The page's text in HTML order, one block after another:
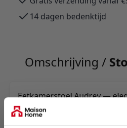
14 dagen bedenktijd
Omschrijving /
Eetkamerstoel Audrey —
fluweelbekleding,
armleuningen. Verkrijgbaar